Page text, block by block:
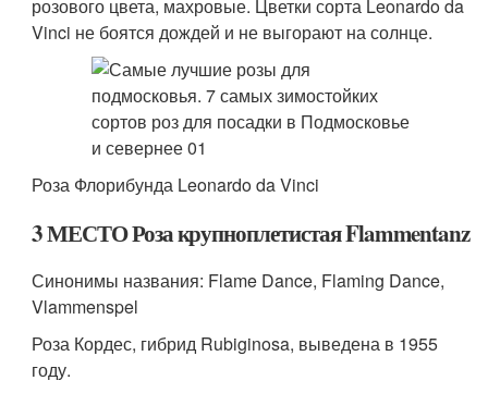
розового цвета, махровые. Цветки сорта Leonardo da
Vinci не боятся дождей и не выгорают на солнце.
Роза Флорибунда Leonardo da Vinci
3 МЕСТО Роза крупноплетистая Flammentanz
Синонимы названия: Flame Dance, Flaming Dance,
Vlammenspel
Роза Кордес, гибрид Rubiginosa, выведена в 1955
году.